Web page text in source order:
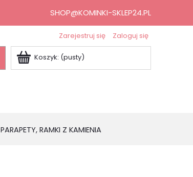
Zarejestruj się Zaloguj się
Koszyk: (pusty)
PARAPETY, RAMKI Z KAMIENIA
SHOP@KOMINKI-SKLEP24.PL